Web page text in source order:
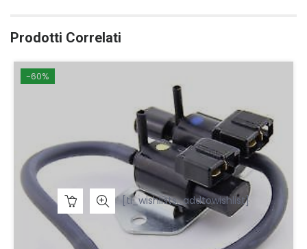
Prodotti Correlati
-60%
[ti_wishlists_addtowishlist]